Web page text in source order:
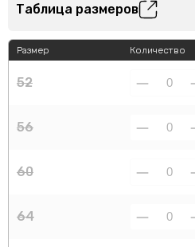
Таблица размеров
Размер
52
56
60
64
Количество